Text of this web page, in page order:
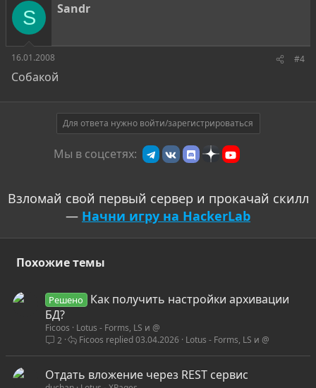
S Sandr
16.01.2008 #4
Собакой
Для ответа нужно войти/зарегистрироваться
Мы в соцсетях:
Взломай свой первый сервер и прокачай скилл
— Начни игру на HackerLab
Похожие темы
Решено
Как получить настройки архивации
БД?
Ficoos
Lotus - Forms, LS и @
2
Lotus - Forms, LS и @
03.04.2026
Ficoos
Отдать вложение через REST сервис